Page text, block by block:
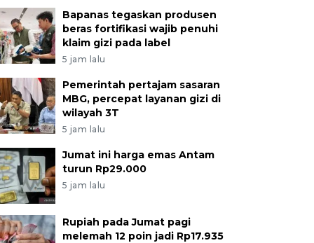
Bapanas tegaskan produsen
beras fortifikasi wajib penuhi
klaim gizi pada label
5 jam lalu
Pemerintah pertajam sasaran
MBG, percepat layanan gizi di
wilayah 3T
5 jam lalu
Jumat ini harga emas Antam
turun Rp29.000
5 jam lalu
Rupiah pada Jumat pagi
melemah 12 poin jadi Rp17.935